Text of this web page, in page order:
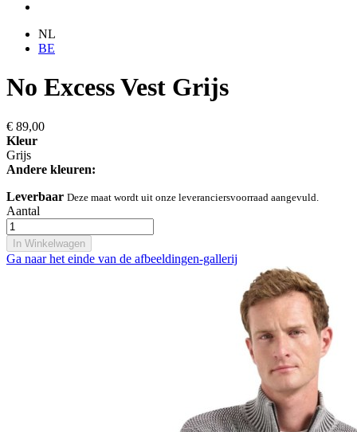
NL
BE
No Excess Vest Grijs
€ 89,00
Kleur
Grijs
Andere kleuren:
Leverbaar Deze maat wordt uit onze leveranciersvoorraad aangevuld.
Aantal
In Winkelwagen
Ga naar het einde van de afbeeldingen-gallerij